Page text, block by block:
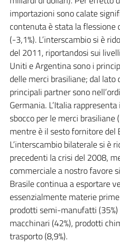
importazioni sono calate
contenuta è stata la flessione
(-3,1%). L’interscambio si è
del 2011, riportandosi sui
Uniti e Argentina sono i
delle merci brasiliane; dal lato
principali partner sono
Germania. L’Italia
sbocco per le merci brasiliane
mentre è il sesto fornitore del
L’interscambio bilaterale si è
precedenti la crisi del 2008,
commerciale a nostro favore
Brasile continua a esportare
essenzialmente materie
prodotti semi-manufatti
macchinari (42%), prodotti
trasporto (8,9%).